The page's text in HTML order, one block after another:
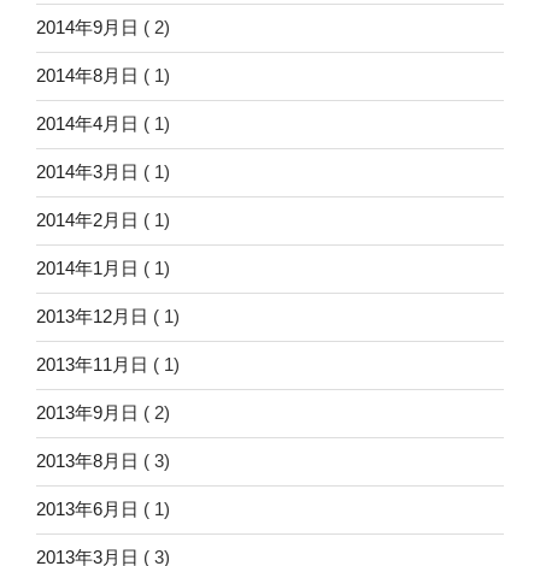
2014年9月日 ( 2)
2014年8月日 ( 1)
2014年4月日 ( 1)
2014年3月日 ( 1)
2014年2月日 ( 1)
2014年1月日 ( 1)
2013年12月日 ( 1)
2013年11月日 ( 1)
2013年9月日 ( 2)
2013年8月日 ( 3)
2013年6月日 ( 1)
2013年3月日 ( 3)